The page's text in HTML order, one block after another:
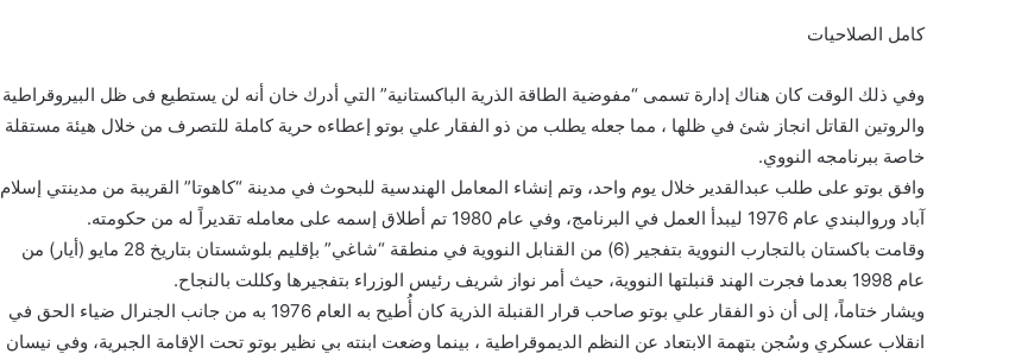
كامل الصلاحيات
وفي ذلك الوقت كان هناك إدارة تسمى “مفوضية الطاقة الذرية الباكستانية” التي أدرك خان أنه لن يستطيع فى ظل البيروقراطية
والروتين القاتل انجاز شئ في ظلها ، مما جعله يطلب من ذو الفقار علي بوتو إعطاءه حرية كاملة للتصرف من خلال هيئة مستقلة
خاصة ببرنامجه النووي.
وافق بوتو على طلب عبدالقدير خلال يوم واحد، وتم إنشاء المعامل الهندسية للبحوث في مدينة “كاهوتا” القريبة من مدينتي إسلام
آباد وروالبندي عام 1976 ليبدأ العمل في البرنامج، وفي عام 1980 تم أطلاق إسمه على معامله تقديراً له من حكومته.
وقامت باكستان بالتجارب النووية بتفجير (6) من القنابل النووية في منطقة “شاغي” بإقليم بلوشستان بتاريخ 28 مايو (أيار) من
عام 1998 بعدما فجرت الهند قنبلتها النووية، حيث أمر نواز شريف رئيس الوزراء بتفجيرها وكللت بالنجاح.
ويشار ختاماً، إلى أن ذو الفقار علي بوتو صاحب قرار القنبلة الذرية كان أُطيح به العام 1976 به من جانب الجنرال ضياء الحق في
انقلاب عسكري وسُجن بتهمة الابتعاد عن النظم الديموقراطية ، بينما وضعت ابنته بي نظير بوتو تحت الإقامة الجبرية، وفي نيسان